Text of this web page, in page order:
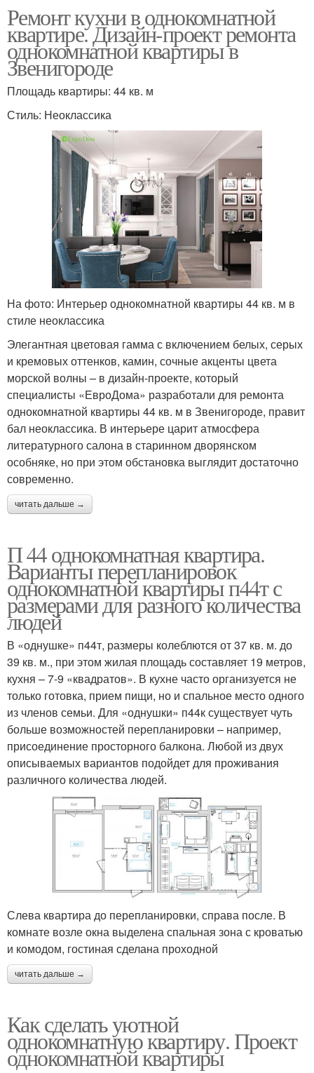
Ремонт кухни в однокомнатной
квартире. Дизайн-проект ремонта
однокомнатной квартиры в
Звенигороде
Площадь квартиры: 44 кв. м
Стиль: Неоклассика
На фото: Интерьер однокомнатной квартиры 44 кв. м в
стиле неоклассика
Элегантная цветовая гамма с включением белых, серых
и кремовых оттенков, камин, сочные акценты цвета
морской волны – в дизайн-проекте, который
специалисты «ЕвроДома» разработали для ремонта
однокомнатной квартиры 44 кв. м в Звенигороде, правит
бал неоклассика. В интерьере царит атмосфера
литературного салона в старинном дворянском
особняке, но при этом обстановка выглядит достаточно
современно.
читать дальше →
П 44 однокомнатная квартира.
Варианты перепланировок
однокомнатной квартиры п44т с
размерами для разного количества
людей
В «однушке» п44т, размеры колеблются от 37 кв. м. до
39 кв. м., при этом жилая площадь составляет 19 метров,
кухня – 7-9 «квадратов». В кухне часто организуется не
только готовка, прием пищи, но и спальное место одного
из членов семьи. Для «однушки» п44к существует чуть
больше возможностей перепланировки – например,
присоединение просторного балкона. Любой из двух
описываемых вариантов подойдет для проживания
различного количества людей.
Слева квартира до перепланировки, справа после. В
комнате возле окна выделена спальная зона с кроватью
и комодом, гостиная сделана проходной
читать дальше →
Как сделать уютной
однокомнатную квартиру. Проект
однокомнатной квартиры